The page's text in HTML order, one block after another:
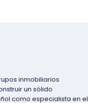
inmobiliarios
un sólido
como especialista en el